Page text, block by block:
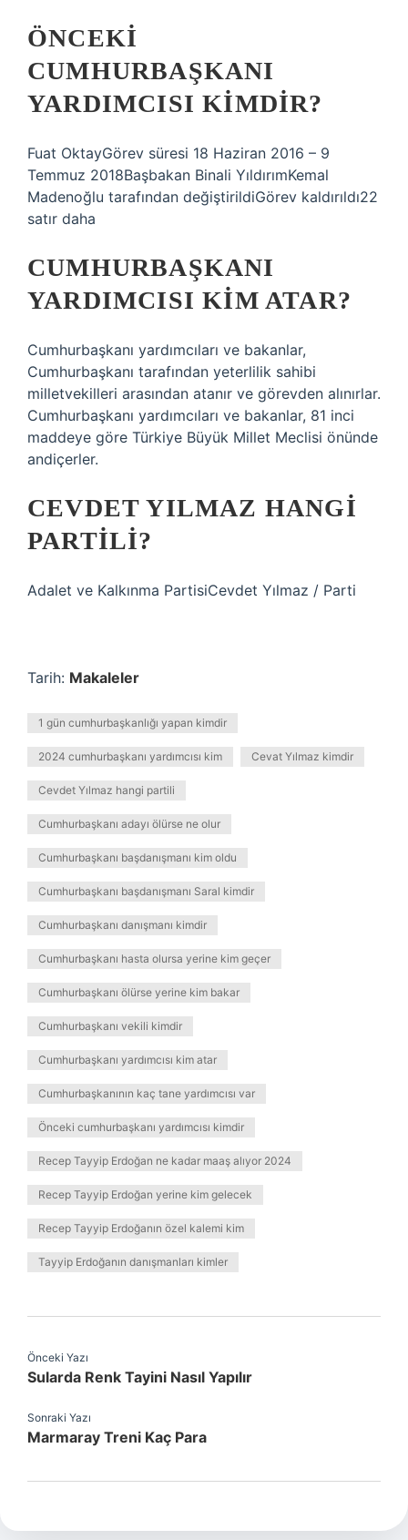
ÖNCEKI
CUMHURBAŞKANI
YARDIMCISI KIMDIR?
Fuat OktayGörev süresi 18 Haziran 2016 – 9
Temmuz 2018Başbakan Binali YıldırımKemal
Madenoğlu tarafından değiştirildiGörev kaldırıldı22
satır daha
CUMHURBAŞKANI
YARDIMCISI KIM ATAR?
Cumhurbaşkanı yardımcıları ve bakanlar,
Cumhurbaşkanı tarafından yeterlilik sahibi
milletvekilleri arasından atanır ve görevden alınırlar.
Cumhurbaşkanı yardımcıları ve bakanlar, 81 inci
maddeye göre Türkiye Büyük Millet Meclisi önünde
andiçerler.
CEVDET YILMAZ HANGI
PARTILI?
Adalet ve Kalkınma PartisiCevdet Yılmaz / Parti
Tarih: Makaleler
1 gün cumhurbaşkanlığı yapan kimdir
2024 cumhurbaşkanı yardımcısı kim Cevat Yılmaz kimdir
Cevdet Yılmaz hangi partili
Cumhurbaşkanı adayı ölürse ne olur
Cumhurbaşkanı başdanışmanı kim oldu
Cumhurbaşkanı başdanışmanı Saral kimdir
Cumhurbaşkanı danışmanı kimdir
Cumhurbaşkanı hasta olursa yerine kim geçer
Cumhurbaşkanı ölürse yerine kim bakar
Cumhurbaşkanı vekili kimdir
Cumhurbaşkanı yardımcısı kim atar
Cumhurbaşkanının kaç tane yardımcısı var
Önceki cumhurbaşkanı yardımcısı kimdir
Recep Tayyip Erdoğan ne kadar maaş alıyor 2024
Recep Tayyip Erdoğan yerine kim gelecek
Recep Tayyip Erdoğanın özel kalemi kim
Tayyip Erdoğanın danışmanları kimler
Önceki Yazı
Sularda Renk Tayini Nasıl Yapılır
Sonraki Yazı
Marmaray Treni Kaç Para